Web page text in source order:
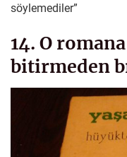
söylemediler”
14. O
bitirmeden